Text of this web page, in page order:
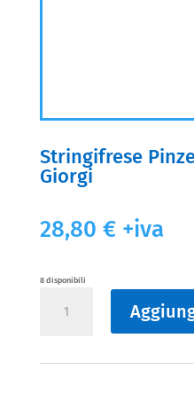
Stringifrese
Giorgi
28,80 € +iva
8 disponibili
Pinzetta/stringifesa